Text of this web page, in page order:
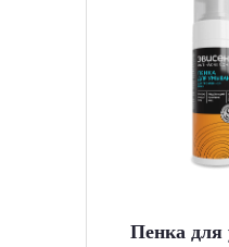
Пенка